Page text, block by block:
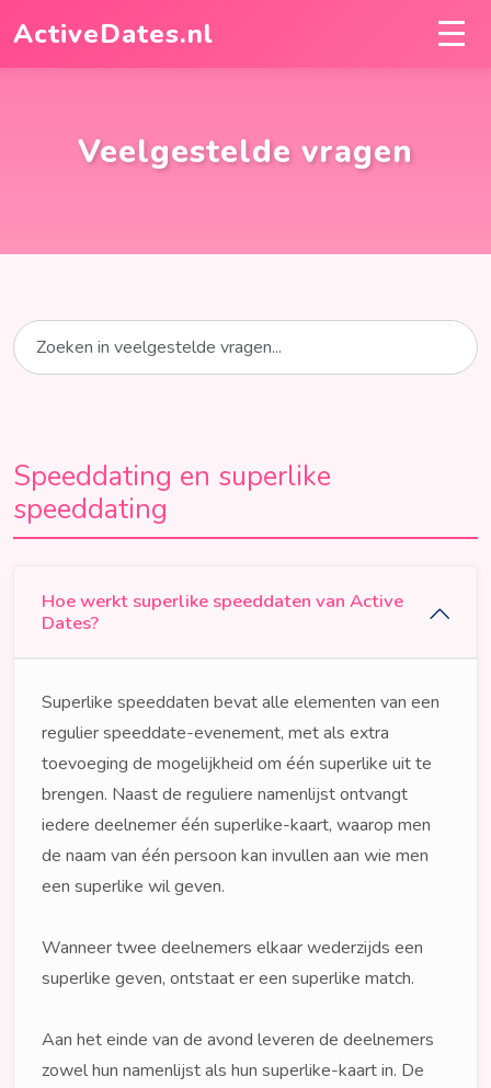
ActiveDates.nl
Veelgestelde vragen
Speeddating en superlike
speeddating
Hoe werkt superlike speeddaten van Active
Dates?
Superlike speeddaten bevat alle elementen van een
regulier speeddate-evenement, met als extra
toevoeging de mogelijkheid om één superlike uit te
brengen. Naast de reguliere namenlijst ontvangt
iedere deelnemer één superlike-kaart, waarop men
de naam van één persoon kan invullen aan wie men
een superlike wil geven.
Wanneer twee deelnemers elkaar wederzijds een
superlike geven, ontstaat er een superlike match.
Aan het einde van de avond leveren de deelnemers
zowel hun namenlijst als hun superlike-kaart in. De